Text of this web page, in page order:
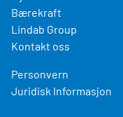
Bærekraft
Lindab Group
Kontakt oss
Personvern
Juridisk Informasjon